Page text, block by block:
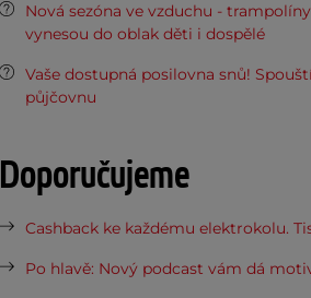
Nová sezóna ve vzduchu -
vynesou do oblak děti i dospělé
Vaše dostupná posilovna snů!
půjčovnu
Doporučujeme
Cashback ke každému elektrokolu.
Po hlavě: Nový podcast vám dá